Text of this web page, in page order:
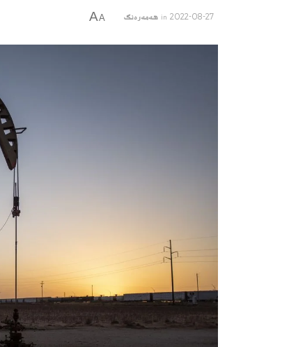
2022-08-27
in هه‌مه‌ره‌نگ A
A